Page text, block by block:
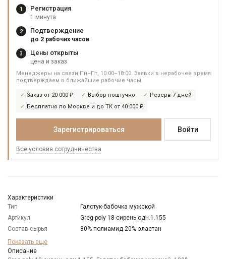
1 Регистрация
1 минута
2 Подтверждение
до 2 рабочих часов
3 Цены открыты
цена и заказ
Менеджеры на связи Пн–Пт, 10:00–18:00. Заявки в нерабочее время
подтверждаем в ближайшие рабочие часы.
Заказ от 20 000 ₽ Выбор поштучно
Резерв 7 дней
Бесплатно по Москве и до ТК от 40 000 ₽
Зарегистрироваться Войти
Все условия сотрудничества
Характеристики
Тип
Галстук-бабочка мужской
Артикул
Greg-poly 18-сирень одн.1.155
Состав сырья
80% полиамид 20% эластан
Бренд
Модель
Показать еще
Описание